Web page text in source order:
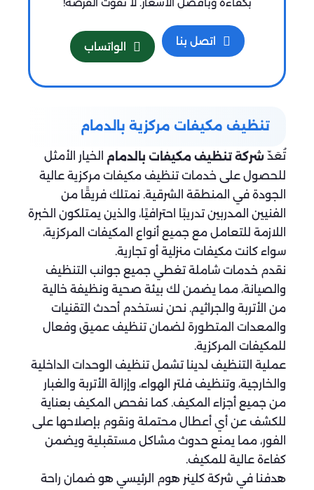
اتصل بنا الواتساب
تنظيف مكيفات مركزية بالدمام
تُعَدّ شركة تنظيف مكيفات بالدمام الخيار الأمثل
للحصول على خدمات تنظيف مكيفات مركزية عالية
الجودة في المنطقة الشرقية. نمتلك فريقًا من
الفنيين المدربين تدريبًا احترافيًا، والذين يمتلكون الخبرة
اللازمة للتعامل مع جميع أنواع المكيفات المركزية،
سواء كانت مكيفات منزلية أو تجارية.
نقدم خدمات شاملة تغطي جميع جوانب التنظيف
والصيانة، مما يضمن لك بيئة صحية ونظيفة خالية
من الأتربة والجراثيم. نحن نستخدم أحدث التقنيات
والمعدات المتطورة لضمان تنظيف عميق وفعال
للمكيفات المركزية.
عملية التنظيف لدينا تشمل تنظيف الوحدات الداخلية
والخارجية، وتنظيف فلتر الهواء، وإزالة الأتربة والغبار
من جميع أجزاء المكيف. كما نفحص المكيف بعناية
للكشف عن أي أعطال محتملة ونقوم بإصلاحها على
الفور، مما يمنع حدوث مشاكل مستقبلية ويضمن
كفاءة عالية للمكيف.
هدفنا في شركة كلينر هوم الرئيسي هو ضمان راحة